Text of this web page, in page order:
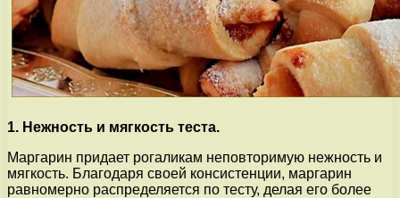
1. Нежность и мягкость теста.
Маргарин придает рогаликам неповторимую нежность и
мягкость. Благодаря своей консистенции, маргарин
равномерно распределяется по тесту, делая его более